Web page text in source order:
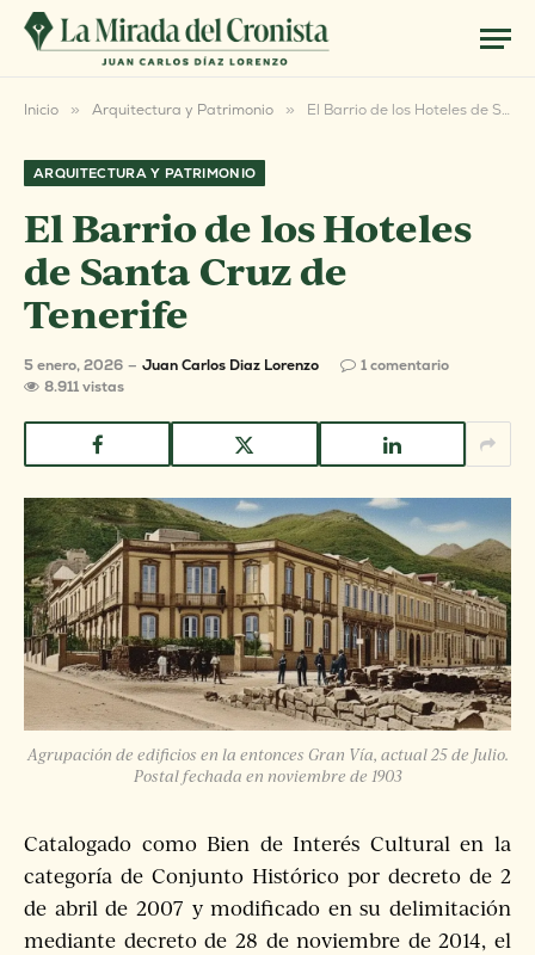
Inicio » Arquitectura y Patrimonio » El Barrio de los Hoteles de Santa Cruz de Tenerife
ARQUITECTURA Y PATRIMONIO
El Barrio de los Hoteles
de Santa Cruz de
Tenerife
5 enero, 2026 Juan Carlos Diaz Lorenzo
1 comentario
8.911vistas
Agrupación de edificios en la entonces Gran Vía, actual 25 de Julio.
Postal fechada en noviembre de 1903
Catalogado como Bien de Interés Cultural en la
categoría de Conjunto Histórico por decreto de 2
de abril de 2007 y modificado en su delimitación
mediante decreto de 28 de noviembre de 2014, el